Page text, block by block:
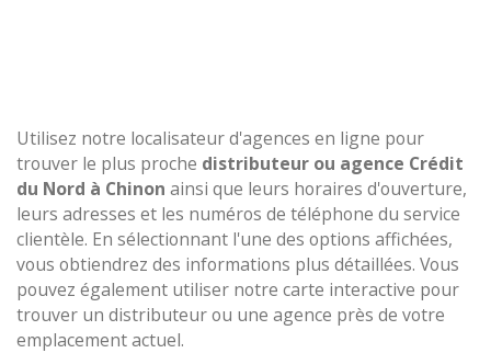
Utilisez notre localisateur d'agences en ligne pour
trouver le plus proche distributeur ou agence Crédit
du Nord à Chinon ainsi que leurs horaires d'ouverture,
leurs adresses et les numéros de téléphone du service
clientèle. En sélectionnant l'une des options affichées,
vous obtiendrez des informations plus détaillées. Vous
pouvez également utiliser notre carte interactive pour
trouver un distributeur ou une agence près de votre
emplacement actuel.